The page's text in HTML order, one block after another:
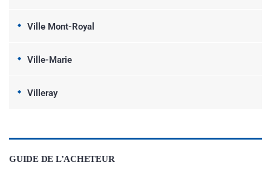
Ville Mont-Royal
Ville-Marie
Villeray
GUIDE DE L’ACHETEUR